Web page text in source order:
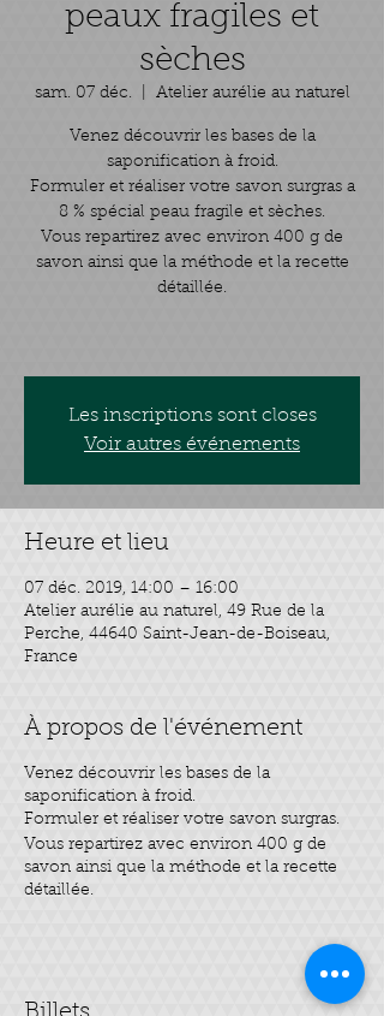
peaux fragiles et
sèches
sam. 07 déc. Atelier aurélie au naturel
Venez découvrir les bases de la
saponification à froid.
Formuler et réaliser votre savon surgras a
8 % spécial peau fragile et sèches.
Vous repartirez avec environ 400 g de
savon ainsi que la méthode et la recette
détaillée.
Les inscriptions sont closes
Voir autres événements
Heure et lieu
07 déc. 2019, 14:00 – 16:00
Atelier aurélie au naturel, 49 Rue de la
Perche, 44640 Saint-Jean-de-Boiseau,
France
À propos de l'événement
Venez découvrir les bases de la
saponification à froid.
Formuler et réaliser votre savon surgras.
Vous repartirez avec environ 400 g de
savon ainsi que la méthode et la recette
détaillée.